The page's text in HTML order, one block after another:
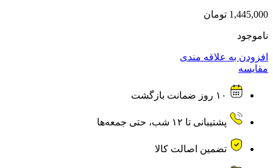
1,445,000 تومان
ناموجود
افزودن به علاقه مندی
مقایسه
۱۰ روز ضمانت بازگشت
پشتیبانی تا ۱۲ شب، حتی جمعه‌ها
تضمین اصالت کالا